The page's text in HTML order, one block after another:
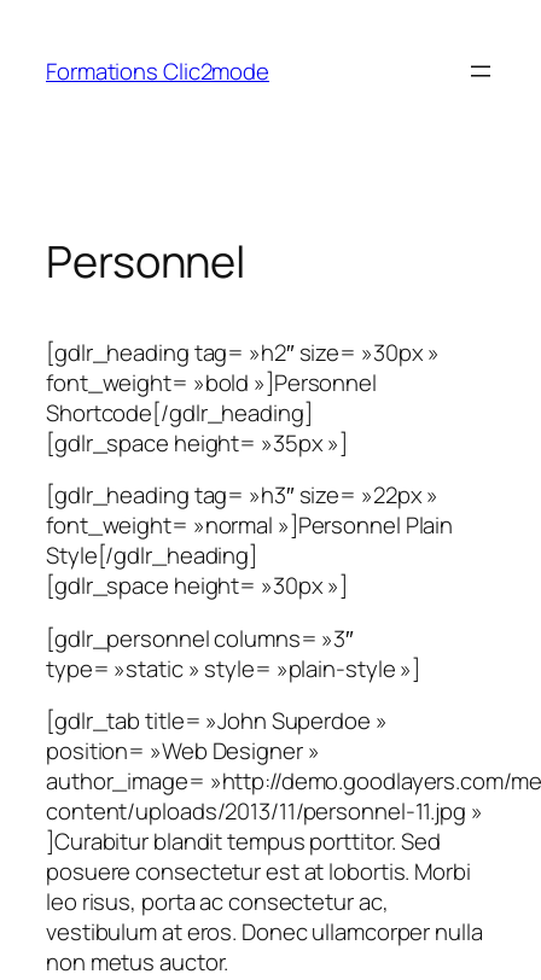
contenu
Formations Clic2mode
Personnel
[gdlr_heading tag= »h2″ size= »30px »
font_weight= »bold »]Personnel
Shortcode[/gdlr_heading]
[gdlr_space height= »35px »]
[gdlr_heading tag= »h3″ size= »22px »
font_weight= »normal »]Personnel Plain
Style[/gdlr_heading]
[gdlr_space height= »30px »]
[gdlr_personnel columns= »3″
type= »static » style= »plain-style »]
[gdlr_tab title= »John Superdoe »
position= »Web Designer »
author_image= »http://demo.goodlayers.com/
content/uploads/2013/11/personnel-11.jpg »
]Curabitur blandit tempus porttitor. Sed
posuere consectetur est at lobortis. Morbi
leo risus, porta ac consectetur ac,
vestibulum at eros. Donec ullamcorper nulla
non metus auctor.